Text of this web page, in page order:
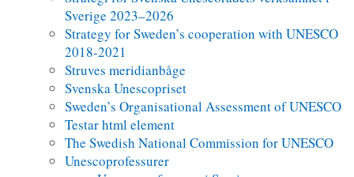
Sverige 2023–2026
Strategy for Sweden’s cooperation with UNESCO
2018-2021
Struves meridianbåge
Svenska Unescopriset
Sweden’s Organisational Assessment of UNESCO
Testar html element
The Swedish National Commission for UNESCO
Unescoprofessurer